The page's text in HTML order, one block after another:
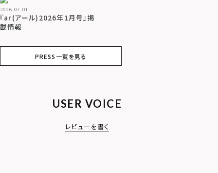
2026.07.01
『ar(アール)2026年1月号』掲
載情報
PRESS一覧を見る
USER VOICE
レビューを書く